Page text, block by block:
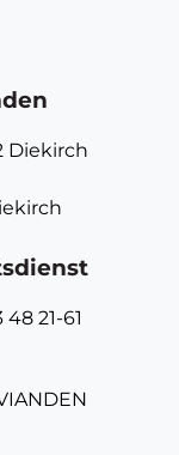
Diekirch
48 21-61